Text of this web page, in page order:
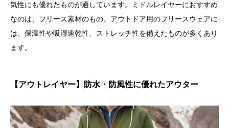
気性にも優れたものが適しています。ミドルレイヤーにおすすめ
なのは、フリース素材のもの。アウトドア用のフリースウェアに
は、保温性や吸湿速乾性、ストレッチ性を備えたものが多くあり
ます。
【アウトレイヤー】防水・防風性に優れたアウター